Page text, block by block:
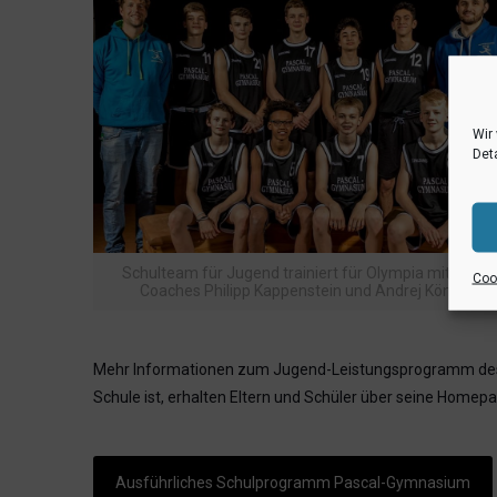
Wir
Schulteam für Jugend trainiert für Olympia mit den
Coaches Philipp Kappenstein und Andrej König
Mehr Informationen zum Jugend-Leistungsprogramm
Schule ist, erhalten Eltern und Schüler über seine
Ausführliches Schulprogramm Pascal-Gymnasium